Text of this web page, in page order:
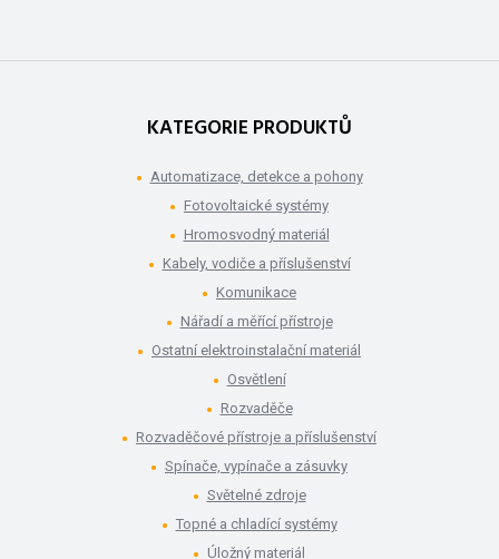
KATEGORIE PRODUKTŮ
Automatizace, detekce a pohony
Fotovoltaické systémy
Hromosvodný materiál
Kabely, vodiče a příslušenství
Komunikace
Nářadí a měřící přístroje
Ostatní elektroinstalační materiál
Osvětlení
Rozvaděče
Rozvaděčové přístroje a příslušenství
Spínače, vypínače a zásuvky
Světelné zdroje
Topné a chladící systémy
Úložný materiál